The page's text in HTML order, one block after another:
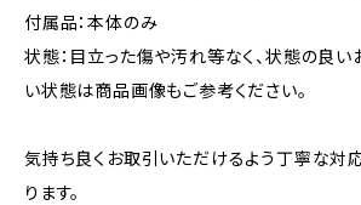
付属品：本体のみ
状態：目立った傷や汚れ等なく、状態の良い
い状態は商品画像もご参考ください。
気持ち良くお取引いただけるよう丁寧な対
ります。